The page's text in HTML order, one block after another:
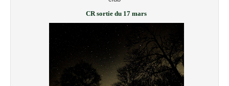
CR sortie du 17 mars